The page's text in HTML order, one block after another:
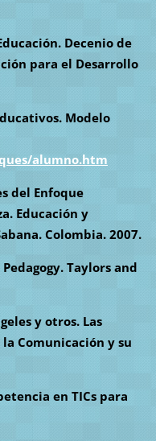
Decenio de
para el Desarrollo
Modelo
alumno.htm
del Enfoque
Educación y
Colombia. 2007.
Taylors and
y otros. Las
Comunicación y su
en TICs para